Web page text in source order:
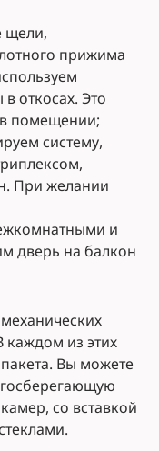
щели,
прижима
откосах. Это
в помещении;
систему,
При желании
и
дверь на балкон
каждом из этих
Вы можете
со вставкой